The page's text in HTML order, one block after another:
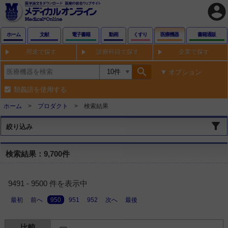
account_circle
ホーム 文献 電子書籍 動画 くすり 医療機器 書籍通販
用途で探す 診療科目で探す 企業で探す
search オプション
類義語を使用する
ホーム プロダクト 検索結果
絞り込み
検索結果：9,700件
9491 - 9500 件を表示中
最初 前へ 950 951 952 次へ 最後